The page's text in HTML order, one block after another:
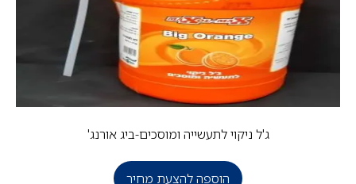
ג'ל ניקוי לתעשייה ומוסכים-ביג אורנג'
הוספה להצעת מחיר